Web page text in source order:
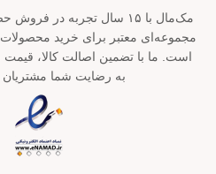
مک‌مال با ۱۵ سال تجربه در
مجموعه‌ای معتبر برای خرید محصولات
است. ما با تضمین اصالت کالا،
به رضایت شما مشتریان